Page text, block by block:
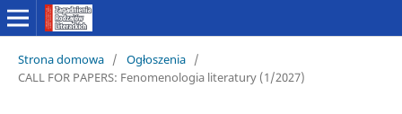
Strona domowa / Ogłoszenia /
CALL FOR PAPERS: Fenomenologia literatury (1/2027)